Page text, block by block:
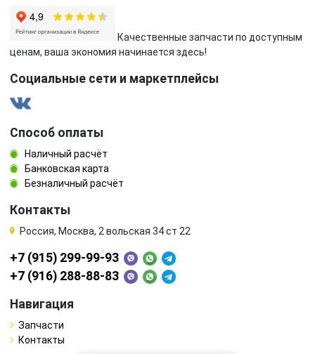
Качественные запчасти по доступным
ценам, ваша экономия начинается здесь!
Социальные сети и маркетплейсы
Способ оплаты
Наличный расчёт
Банковская карта
Безналичный расчёт
Контакты
Россия, Москва, 2 вольская 34 ст 22
+7 (915) 299-99-93
+7 (916) 288-88-83
Навигация
Запчасти
Контакты